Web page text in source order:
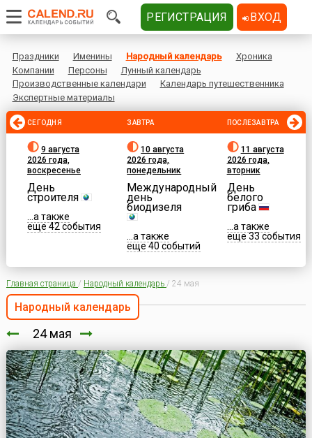
Праздники Именины Народный календарь
Хроника
Компании
Персоны
Лунный календарь
Производственные календари
Календарь путешественника
Экспертные материалы
СЕГОДНЯ
9 августа
2026 года,
воскресенье
День
строителя
...а также
еще 42 события
ЗАВТРА
10 августа
2026 года,
понедельник
Международный
день
биодизеля
...а также
еще 40 событий
ПОСЛЕЗАВТРА
11 августа
2026 года,
вторник
День
белого
гриба
...а также
еще 33 события
Главная страница / Народный календарь / 24 мая
Народный календарь
24 мая
РЕГИСТРАЦИЯ ВХОД